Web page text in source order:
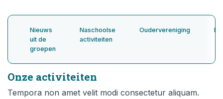
Ons onderwijs
Onze activiteiten
Praktische informatie
Nieuws
uit de
groepen
Naschoolse
activiteiten
Oudervereniging
Onze activiteiten
Tempora non amet velit modi consectetur aliquam.